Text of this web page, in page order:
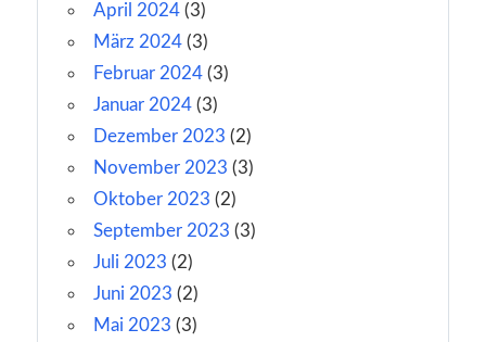
April 2024 (3)
März 2024 (3)
Februar 2024 (3)
Januar 2024 (3)
Dezember 2023 (2)
November 2023 (3)
Oktober 2023 (2)
September 2023 (3)
Juli 2023 (2)
Juni 2023 (2)
Mai 2023 (3)